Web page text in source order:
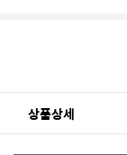
상품상세